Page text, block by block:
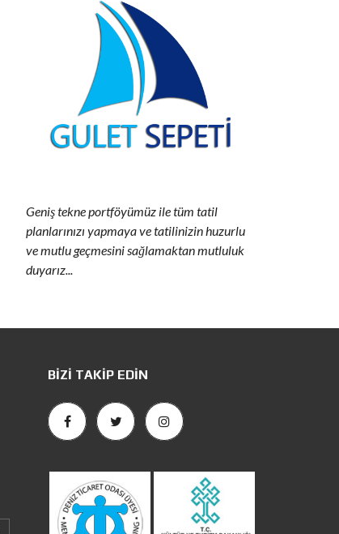
Geniş tekne portföyümüz ile tüm tatil
planlarınızı yapmaya ve tatilinizin huzurlu
ve mutlu geçmesini sağlamaktan mutluluk
duyarız...
BIZI TAKIP EDIN